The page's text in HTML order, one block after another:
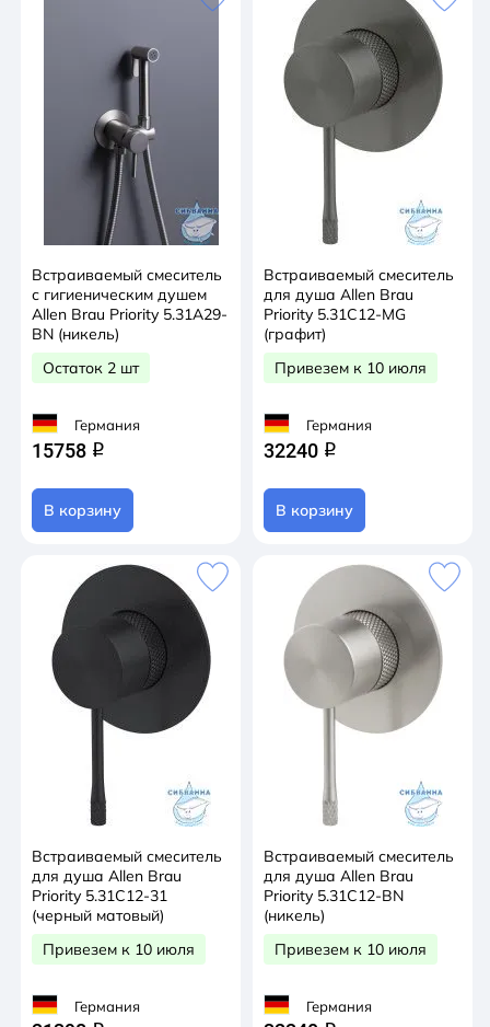
Встраиваемый смеситель
с гигиеническим душем
Allen Brau Priority 5.31A29-
BN (никель)
Остаток 2 шт
Германия
15758 q
В корзину
Встраиваемый смеситель
для душа Allen Brau
Priority 5.31C12-MG
(графит)
Привезем к 10 июля
Германия
32240 q
В корзину
Встраиваемый смеситель
для душа Allen Brau
Priority 5.31C12-31
(черный матовый)
Привезем к 10 июля
Германия
Встраиваемый смеситель
для душа Allen Brau
Priority 5.31C12-BN
(никель)
Привезем к 10 июля
Германия